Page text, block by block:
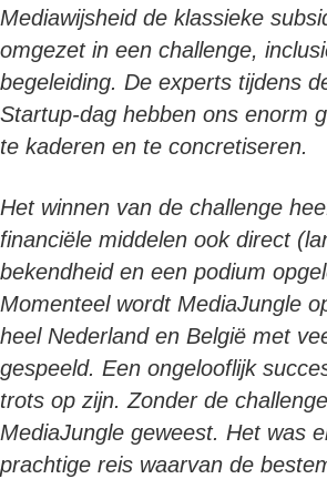
Mediawijsheid de klassieke
omgezet in een challenge,
begeleiding. De experts tijdens
Startup-dag hebben ons enorm
te kaderen en te concretiseren.
Het winnen van de challenge
financiële middelen ook direct
bekendheid en een podium
Momenteel wordt MediaJungle
heel Nederland en België met
gespeeld. Een ongelooflijk
trots op zijn. Zonder de
MediaJungle geweest. Het was
prachtige reis waarvan de